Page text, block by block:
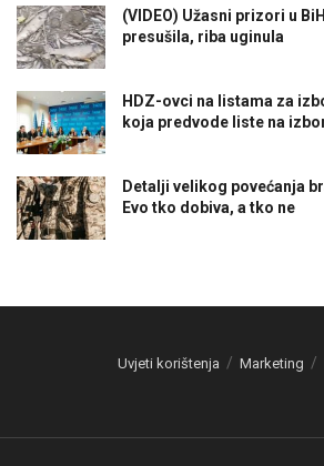
(VIDEO) Užasni prizori u
presušila, riba uginula
HDZ-ovci na listama za
koja predvode liste na
Detalji velikog povećanja
Evo tko dobiva, a tko ne
Uvjeti korištenja Marketing